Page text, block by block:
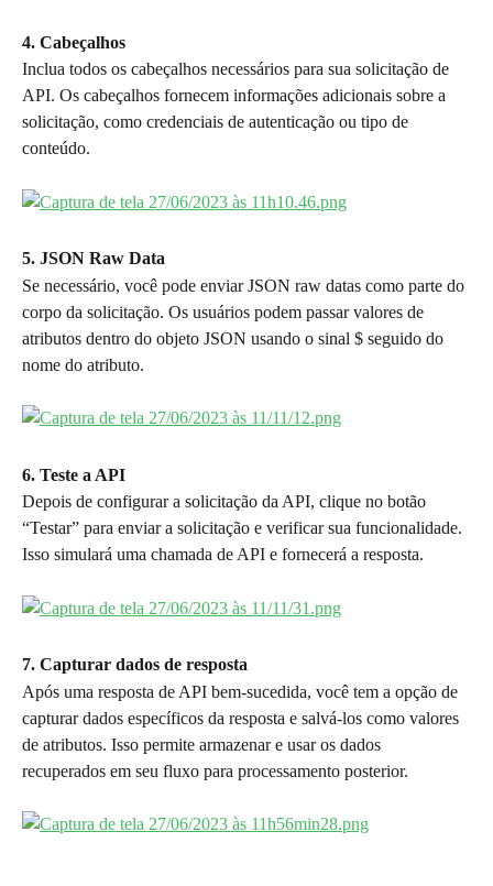
4. Cabeçalhos
Inclua todos os cabeçalhos necessários para sua solicitação de
API. Os cabeçalhos fornecem informações adicionais sobre a
solicitação, como credenciais de autenticação ou tipo de
conteúdo.
5. JSON Raw Data
Se necessário, você pode enviar JSON raw datas como parte do
corpo da solicitação. Os usuários podem passar valores de
atributos dentro do objeto JSON usando o sinal $ seguido do
nome do atributo.
6. Teste a API
Depois de configurar a solicitação da API, clique no botão
“Testar” para enviar a solicitação e verificar sua funcionalidade.
Isso simulará uma chamada de API e fornecerá a resposta.
7. Capturar dados de resposta
Após uma resposta de API bem-sucedida, você tem a opção de
capturar dados específicos da resposta e salvá-los como valores
de atributos. Isso permite armazenar e usar os dados
recuperados em seu fluxo para processamento posterior.